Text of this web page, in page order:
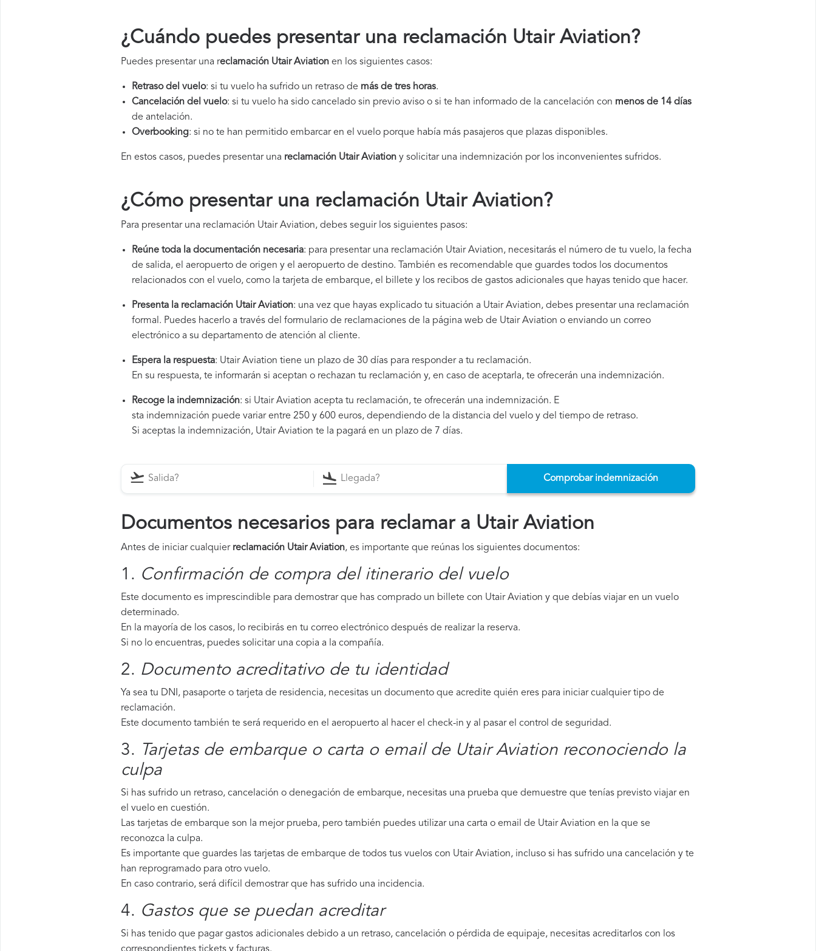
¿Cuándo puedes presentar una reclamación Utair Aviation?
Puedes presentar una reclamación Utair Aviation en los siguientes casos:
Retraso del vuelo: si tu vuelo ha sufrido un retraso de más de tres horas.
Cancelación del vuelo: si tu vuelo ha sido cancelado sin previo aviso o si te han informado de la cancelación con menos de 14 días
de antelación.
Overbooking: si no te han permitido embarcar en el vuelo porque había más pasajeros que plazas disponibles.
En estos casos, puedes presentar una reclamación Utair Aviation​ y solicitar una indemnización por los inconvenientes sufridos.
¿Cómo presentar una reclamación Utair Aviation?
Para presentar una reclamación Utair Aviation, debes seguir los siguientes pasos:
Reúne toda la documentación necesaria: para presentar una reclamación Utair Aviation, necesitarás el número de tu vuelo, la fecha
de salida, el aeropuerto de origen y el aeropuerto de destino. También es recomendable que guardes todos los documentos
relacionados con el vuelo, como la tarjeta de embarque, el billete y los recibos de gastos adicionales que hayas tenido que hacer.
Presenta la reclamación Utair Aviation: una vez que hayas explicado tu situación a Utair Aviation, debes presentar una reclamación
formal. Puedes hacerlo a través del formulario de reclamaciones de la página web de Utair Aviation o enviando un correo
electrónico a su departamento de atención al cliente.
Espera la respuesta: Utair Aviation tiene un plazo de 30 días para responder a tu reclamación.
En su respuesta, te informarán si aceptan o rechazan tu reclamación y, en caso de aceptarla, te ofrecerán una indemnización.
Recoge la indemnización: si Utair Aviation acepta tu reclamación, te ofrecerán una indemnización. E
sta indemnización puede variar entre 250 y 600 euros, dependiendo de la distancia del vuelo y del tiempo de retraso.
Si aceptas la indemnización, Utair Aviation te la pagará en un plazo de 7 días.
Comprobar indemnización
Documentos necesarios para reclamar a Utair Aviation
Antes de iniciar cualquier reclamación Utair Aviation, es importante que reúnas los siguientes documentos:
1. Confirmación de compra del itinerario del vuelo
Este documento es imprescindible para demostrar que has comprado un billete con Utair Aviation y que debías viajar en un vuelo
determinado.
En la mayoría de los casos, lo recibirás en tu correo electrónico después de realizar la reserva.
Si no lo encuentras, puedes solicitar una copia a la compañía.
2. Documento acreditativo de tu identidad
Ya sea tu DNI, pasaporte o tarjeta de residencia, necesitas un documento que acredite quién eres para iniciar cualquier tipo de
reclamación.
Este documento también te será requerido en el aeropuerto al hacer el check-in y al pasar el control de seguridad.
3.
Tarjetas de embarque o carta o email de Utair Aviation reconociendo la
culpa
Si has sufrido un retraso, cancelación o denegación de embarque, necesitas una prueba que demuestre que tenías previsto viajar en
el vuelo en cuestión.
Las tarjetas de embarque son la mejor prueba, pero también puedes utilizar una carta o email de Utair Aviation en la que se
reconozca la culpa.
Es importante que guardes las tarjetas de embarque de todos tus vuelos con Utair Aviation, incluso si has sufrido una cancelación y te
han reprogramado para otro vuelo.
En caso contrario, será difícil demostrar que has sufrido una incidencia.
4. Gastos que se puedan acreditar
Si has tenido que pagar gastos adicionales debido a un retraso, cancelación o pérdida de equipaje, necesitas acreditarlos con los